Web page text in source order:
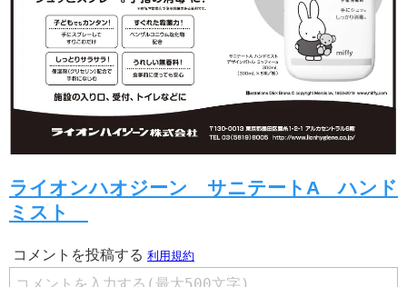
ライオンハオジーン サニテートA ハンド
ミスト